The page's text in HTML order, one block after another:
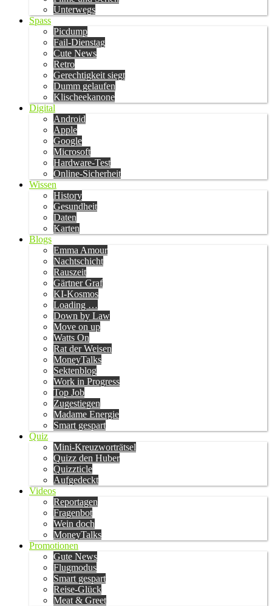
Unterwegs
Spass
Picdump
Fail-Dienstag
Cute News
Retro
Gerechtigkeit siegt
Dumm gelaufen
Klischeekanone
Digital
Android
Apple
Google
Microsoft
Hardware-Test
Online-Sicherheit
Wissen
History
Gesundheit
Daten
Karten
Blogs
Emma Amour
Nachtschicht
Rauszeit
Gärtner Graf
KI-Kosmos
Loading …
Down by Law
Move on up
Watts On
Rat der Weisen
MoneyTalks
Sektenblog
Work in Progress
Top Job
Zugestiegen
Madame Energie
Smart gespart
Quiz
Mini-Kreuzworträtsel
Quizz den Huber
Quizzticle
Aufgedeckt
Videos
Reportagen
Fragenbot
Wein doch
MoneyTalks
Promotionen
Gute News
Flugmodus
Smart gespart
Reise-Glück
Meat & Greet